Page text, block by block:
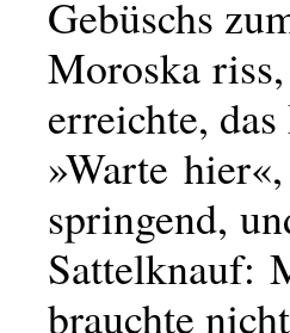
Gebüschs
Moroska
erreichte,
»Warte
springend,
Sattelknauf:
brauchte